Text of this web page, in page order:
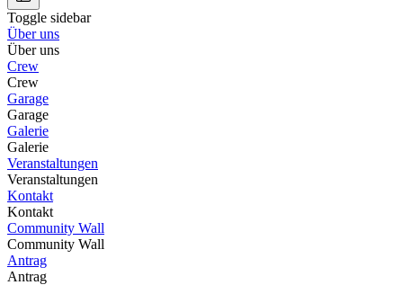
Toggle sidebar
Über uns
Über uns
Crew
Crew
Garage
Garage
Galerie
Galerie
Veranstaltungen
Veranstaltungen
Kontakt
Kontakt
Community Wall
Community Wall
Antrag
Antrag